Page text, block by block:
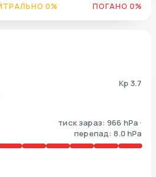
0% ПОГАНО 0%
Kp 3.7
тиск зараз: 966 hPa ·
перепад: 8.0 hPa